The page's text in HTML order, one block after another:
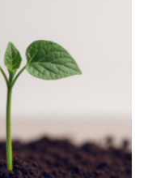
Es konnte als neue
werden und trägt
Dieser erste
in Bernstein
einer
dar, denn…